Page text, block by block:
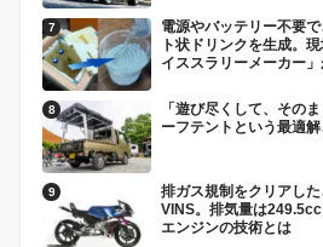
電源やバッテリー不要
ト状ドリンクを生成。
イススラリーメーカー」
「遊び尽くして、その
ーフテントという最適
排ガス規制をクリアした
VINS。排気量は
エンジンの技術とは